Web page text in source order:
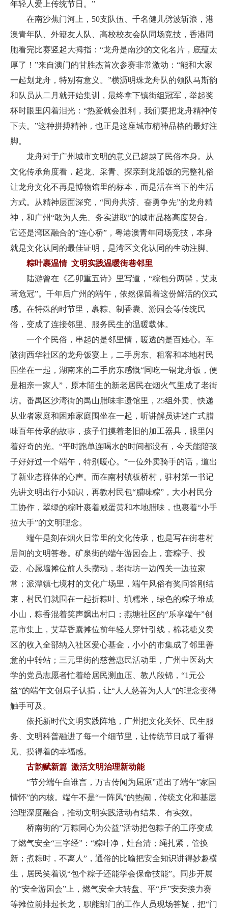
年轻人爱上传统节日。”
在南沙蕉门河上，50支队伍、千名健儿劈波斩浪，港
澳青年队、外籍友人队、高校校友会队同场竞技，香港同
胞看完比赛竖起大拇指：“龙舟是南沙的文化名片，底蕴太
厚了！”来自澳门的甘胜杰首次参赛非常激动：“能和大家
一起划龙舟，特别有意义。”横沥明珠龙舟队的领队马斯韵
和队员从二月就开始集训，最终拿下镇街组冠军，举起奖
杯时眼里闪着泪光：“热爱就会胜利，我们要把龙舟精神传
下去。”这种拼搏精神，也正是这座城市精神品格的最好注
脚。
龙舟对于广州城市文明的意义已超越了民俗本身。从
文化传承角度看，起龙、采青、探亲到龙船饭的完整礼俗
让龙舟文化不再是博物馆里的标本，而是活在当下的生活
方式。从精神层面深究，“同舟共济、奋勇争先”的龙舟精
神，和广州“敢为人先、务实进取”的城市品格高度契合。
它还是湾区融合的“连心桥”，粤港澳青年同场竞技，本身
就是文化认同的最佳证明，是湾区文化认同的生动注脚。
粽叶裹温情 文明实践温暖街巷邻里
陆游曾在《乙卯重五诗》里写道，“粽包分两髻，艾束
著危冠”。千年后广州的端午，依然保留着这份鲜活的仪式
感。在特殊的时节里，裹粽、制香囊、游园会等传统民
俗，变成了连接邻里、服务民生的温暖载体。
一个个民俗，串起的是邻里情，暖透的是百姓心。车
陂街西华社区的龙舟饭宴上，二手房东、租客和本地村民
围坐在一起，湖南来的二手房东感慨“同吃一锅龙舟饭，便
是相亲一家人”，原本陌生的新老居民在烟火气里成了老街
坊。番禺区沙湾街的禺山腊味非遗馆里，25组外卖、快递
从业者家庭和困难家庭围坐在一起，听讲解员讲述广式腊
味百年传承的故事，孩子们摸着老旧的加工器具，眼里闪
着好奇的光。“平时跑单连喝水的时间都没有，今天能陪孩
子好好过一个端午，特别暖心。”一位外卖骑手的话，道出
了新业态群体的心声。而在南村镇板桥村，驻村第一书记
先讲文明出行小知识，再教村民包“腊味粽”，大小村民分
工协作，翠绿的粽叶裹着咸蛋黄和本地腊味，也裹着“小手
拉大手”的文明理念。
端午是刻在烟火日常里的文化传承，也是写在街巷村
居间的文明答卷。矿泉街的端午游园会上，套粽子、投
壶、心愿墙摊位前人头攒动，老街坊一边闯关一边拉家
常；派潭镇七境村的文化广场里，端午风俗有奖问答刚结
束，村民们就围在一起折粽叶、填糯米，绿色的粽子堆成
小山，粽香混着笑声飘出村口；燕塘社区的“乐享端午”创
意市集上，艾草香囊摊位前年轻人穿针引线，棉花糖义卖
区的收入全部纳入社区爱心基金，小小的市集成了邻里善
意的中转站；三元里街的慈善惠民活动里，广州中医药大
学的党员志愿者忙着给居民测血压、教八段锦，“1元公
益”的端午文创扇子认捐，让“人人慈善为人人”的理念变得
触手可及。
依托新时代文明实践阵地，广州把文化关怀、民生服
务、文明科普融进了每一个细节里，让传统节日成了看得
见、摸得着的幸福感。
古韵赋新篇 激活文明治理新动能
“节分端午自谁言，万古传闻为屈原”道出了端午“家国
情怀”的内核。端午不是“一阵风”的热闹，传统文化和基层
治理深度融合，推动文明实践活动有结果、有实效。
桥南街的“万粽同心为公益”活动把包粽子的工序变成
了燃气安全“三字经”：“粽叶净，灶台清；绳扎紧，管换
新；煮粽时，不离人”，通俗的比喻把安全知识讲得妙趣横
生，居民笑着说“包个粽子还能学会保命技能”。同步开展
的“安全游园会”上，燃气安全大转盘、平“乒”安安接力赛
等摊位前排起长龙，职能部门的工作人员现场答疑，把“门